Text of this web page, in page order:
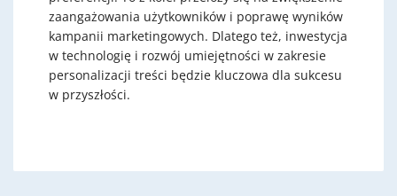
zaangażowania użytkowników i poprawę wyników
kampanii marketingowych. Dlatego też, inwestycja
w technologię i rozwój umiejętności w zakresie
personalizacji treści będzie kluczowa dla sukcesu
w przyszłości.